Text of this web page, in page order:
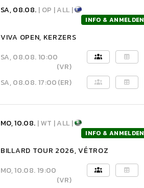
SA, 08.08. | OP | ALL |
INFO & ANMELDEN
VIVA OPEN, KERZERS
SA, 08.08. 10:00
(VR)
SA, 08.08. 17:00(ER)
MO, 10.08. | WT | ALL |
INFO & ANMELDEN
BILLARD TOUR 2026, VÉTROZ
MO, 10.08. 19:00
(VR)